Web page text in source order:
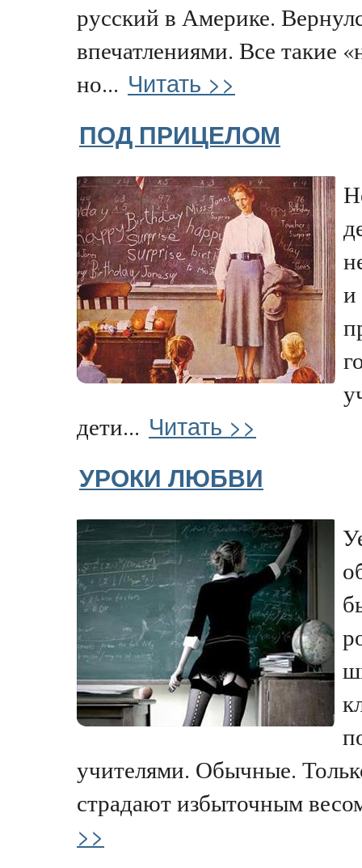
русский в Америке.
впечатлениями. Все такие
но... Читать >>
ПОД ПРИЦЕЛОМ
и
дети... Читать >>
УРОКИ ЛЮБВИ
учителями. Обычные.
страдают избыточным
>>